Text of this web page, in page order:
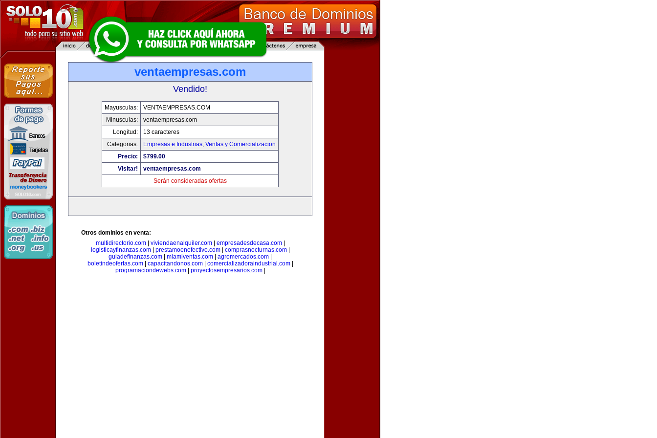
ventaempresas.com
Vendido!
Mayusculas:
VENTAEMPRESAS.COM
Minusculas:
ventaempresas.com
Longitud:
13 caracteres
Categorias:
Empresas e Industrias, Ventas y Comercializacion
Precio:
$799.00
Visitar!
ventaempresas.com
Serán consideradas ofertas
Otros dominios en venta:
multidirectorio.com| viviendaenalquiler.com| empresadesdecasa.com|
logisticayfinanzas.com| prestamoenefectivo.com| comprasnocturnas.com|
guiadefinanzas.com
miamiventas.com agromercados.com
boletindeofertas.com| capacitandonos.com| comercializadoraindustrial.com|
programaciondewebs.com| proyectosempresarios.com|